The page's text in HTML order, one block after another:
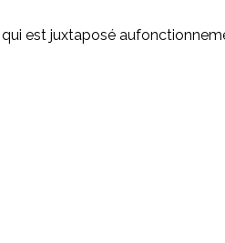
est juxtaposé